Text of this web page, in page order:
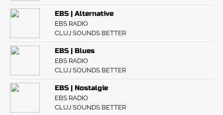
EBS | Alternative
EBS RADIO
CLUJ SOUNDS BETTER
EBS | Blues
EBS RADIO
CLUJ SOUNDS BETTER
EBS | Nostalgie
EBS RADIO
CLUJ SOUNDS BETTER